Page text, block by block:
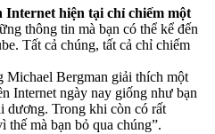
Internet hiện tại chỉ chiếm một
thông tin mà bạn có thể kể đến
Tất cả chúng, tất cả chỉ chiếm
Michael Bergman giải thích một
Internet ngày nay giống như bạn
dương. Trong khi còn có rất
mà bạn bỏ qua chúng”.